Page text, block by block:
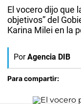
El vocero dijo que
objetivos” del
Karina Milei en la
Por Agencia DIB
Para compartir: